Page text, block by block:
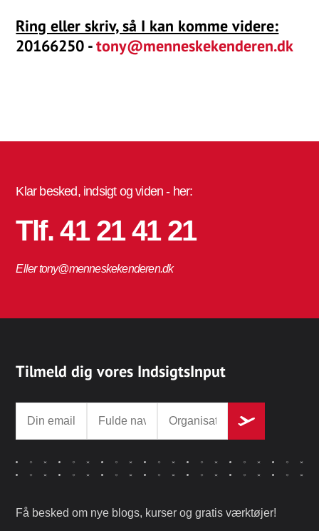
Ring eller skriv, så I kan komme videre:
20166250 -tony@menneskekenderen.dk
Tilmeld dig vores IndsigtsInput
Få besked om nye blogs, kurser og gratis værktøjer!
Klar besked, indsigt og viden - her:
Tlf. 41 21 41 21
Eller tony@menneskekenderen.dk